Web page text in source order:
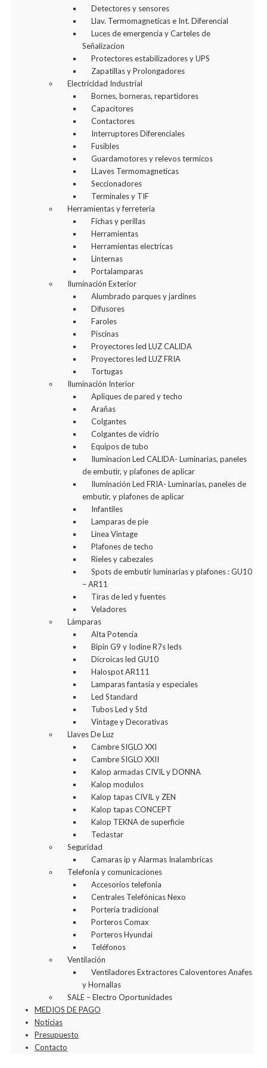
Detectores y sensores
Llav. Termomagneticas e Int. Diferencial
Luces de emergencia y Carteles de
Señalizacion
Protectores estabilizadores y UPS
Zapatillas y Prolongadores
Electricidad Industrial
Bornes, borneras, repartidores
Capacitores
Contactores
Interruptores Diferenciales
Fusibles
Guardamotores y relevos termicos
LLaves Termomagneticas
Seccionadores
Terminales y TIF
Herramientas y ferreteria
Fichas y perillas
Herramientas
Herramientas electricas
Linternas
Portalamparas
Iluminación Exterior
Alumbrado parques y jardines
Difusores
Faroles
Piscinas
Proyectores led LUZ CALIDA
Proyectores led LUZ FRIA
Tortugas
Iluminación Interior
Apliques de pared y techo
Arañas
Colgantes
Colgantes de vidrio
Equipos de tubo
Iluminacion Led CALIDA- Luminarias, paneles
de embutir, y plafones de aplicar
Iluminación Led FRIA- Luminarias, paneles de
embutir, y plafones de aplicar
Infantiles
Lamparas de pie
Linea Vintage
Plafones de techo
Rieles y cabezales
Spots de embutir luminarias y plafones : GU10
– AR11
Tiras de led y fuentes
Veladores
Lámparas
Alta Potencia
Bipin G9 y Iodine R7s leds
Dicroicas led GU10
Halospot AR111
Lamparas fantasia y especiales
Led Standard
Tubos Led y Std
Vintage y Decorativas
Llaves De Luz
Cambre SIGLO XXI
Cambre SIGLO XXII
Kalop armadas CIVIL y DONNA
Kalop modulos
Kalop tapas CIVIL y ZEN
Kalop tapas CONCEPT
Kalop TEKNA de superficie
Teclastar
Seguridad
Camaras ip y Alarmas Inalambricas
Telefonía y comunicaciones
Accesorios telefonia
Centrales Telefónicas Nexo
Porteria tradicional
Porteros Comax
Porteros Hyundai
Teléfonos
Ventilación
Ventiladores Extractores Caloventores Anafes
y Hornallas
SALE – Electro Oportunidades
MEDIOS DE PAGO
Noticias
Presupuesto
Contacto